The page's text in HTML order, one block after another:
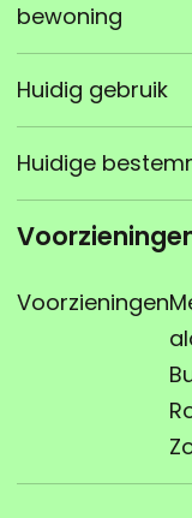
bewoning
Huidig gebruik
Huidige
Voorzieningen